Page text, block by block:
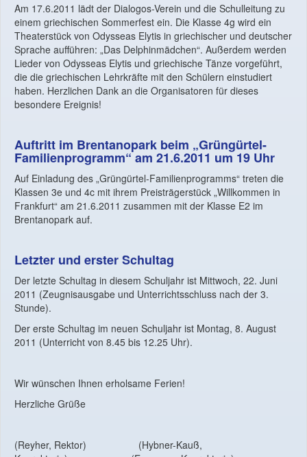
Am 17.6.2011 lädt der Dialogos-Verein und die Schulleitung zu
einem griechischen Sommerfest ein. Die Klasse 4g wird ein
Theaterstück von Odysseas Elytis in griechischer und deutscher
Sprache aufführen: „Das Delphinmädchen“. Außerdem werden
Lieder von Odysseas Elytis und griechische Tänze vorgeführt,
die die griechischen Lehrkräfte mit den Schülern einstudiert
haben. Herzlichen Dank an die Organisatoren für dieses
besondere Ereignis!
Auftritt im Brentanopark beim „Grüngürtel-
Familienprogramm“ am 21.6.2011 um 19 Uhr
Auf Einladung des „Grüngürtel-Familienprogramms“ treten die
Klassen 3e und 4c mit ihrem Preisträgerstück „Willkommen in
Frankfurt“ am 21.6.2011 zusammen mit der Klasse E2 im
Brentanopark auf.
Letzter und erster Schultag
Der letzte Schultag in diesem Schuljahr ist Mittwoch, 22. Juni
2011 (Zeugnisausgabe und Unterrichtsschluss nach der 3.
Stunde).
Der erste Schultag im neuen Schuljahr ist Montag, 8. August
2011 (Unterricht von 8.45 bis 12.25 Uhr).
Wir wünschen Ihnen erholsame Ferien!
Herzliche Grüße
(Reyher, Rektor) (Hybner-Kauß,